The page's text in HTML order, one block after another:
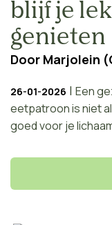
blijf je
genieten
Door Marjolein
26-01-2026 | Een
eetpatroon is niet
goed voor je